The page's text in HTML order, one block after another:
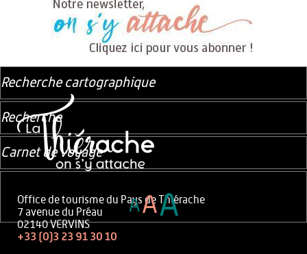
Office de tourisme du Pays de Thiérache
7 avenue du Préau
02140 VERVINS
+33 (0)3 23 91 30 10
Recherche cartographique
Recherche
Carnet de voyage
AAA